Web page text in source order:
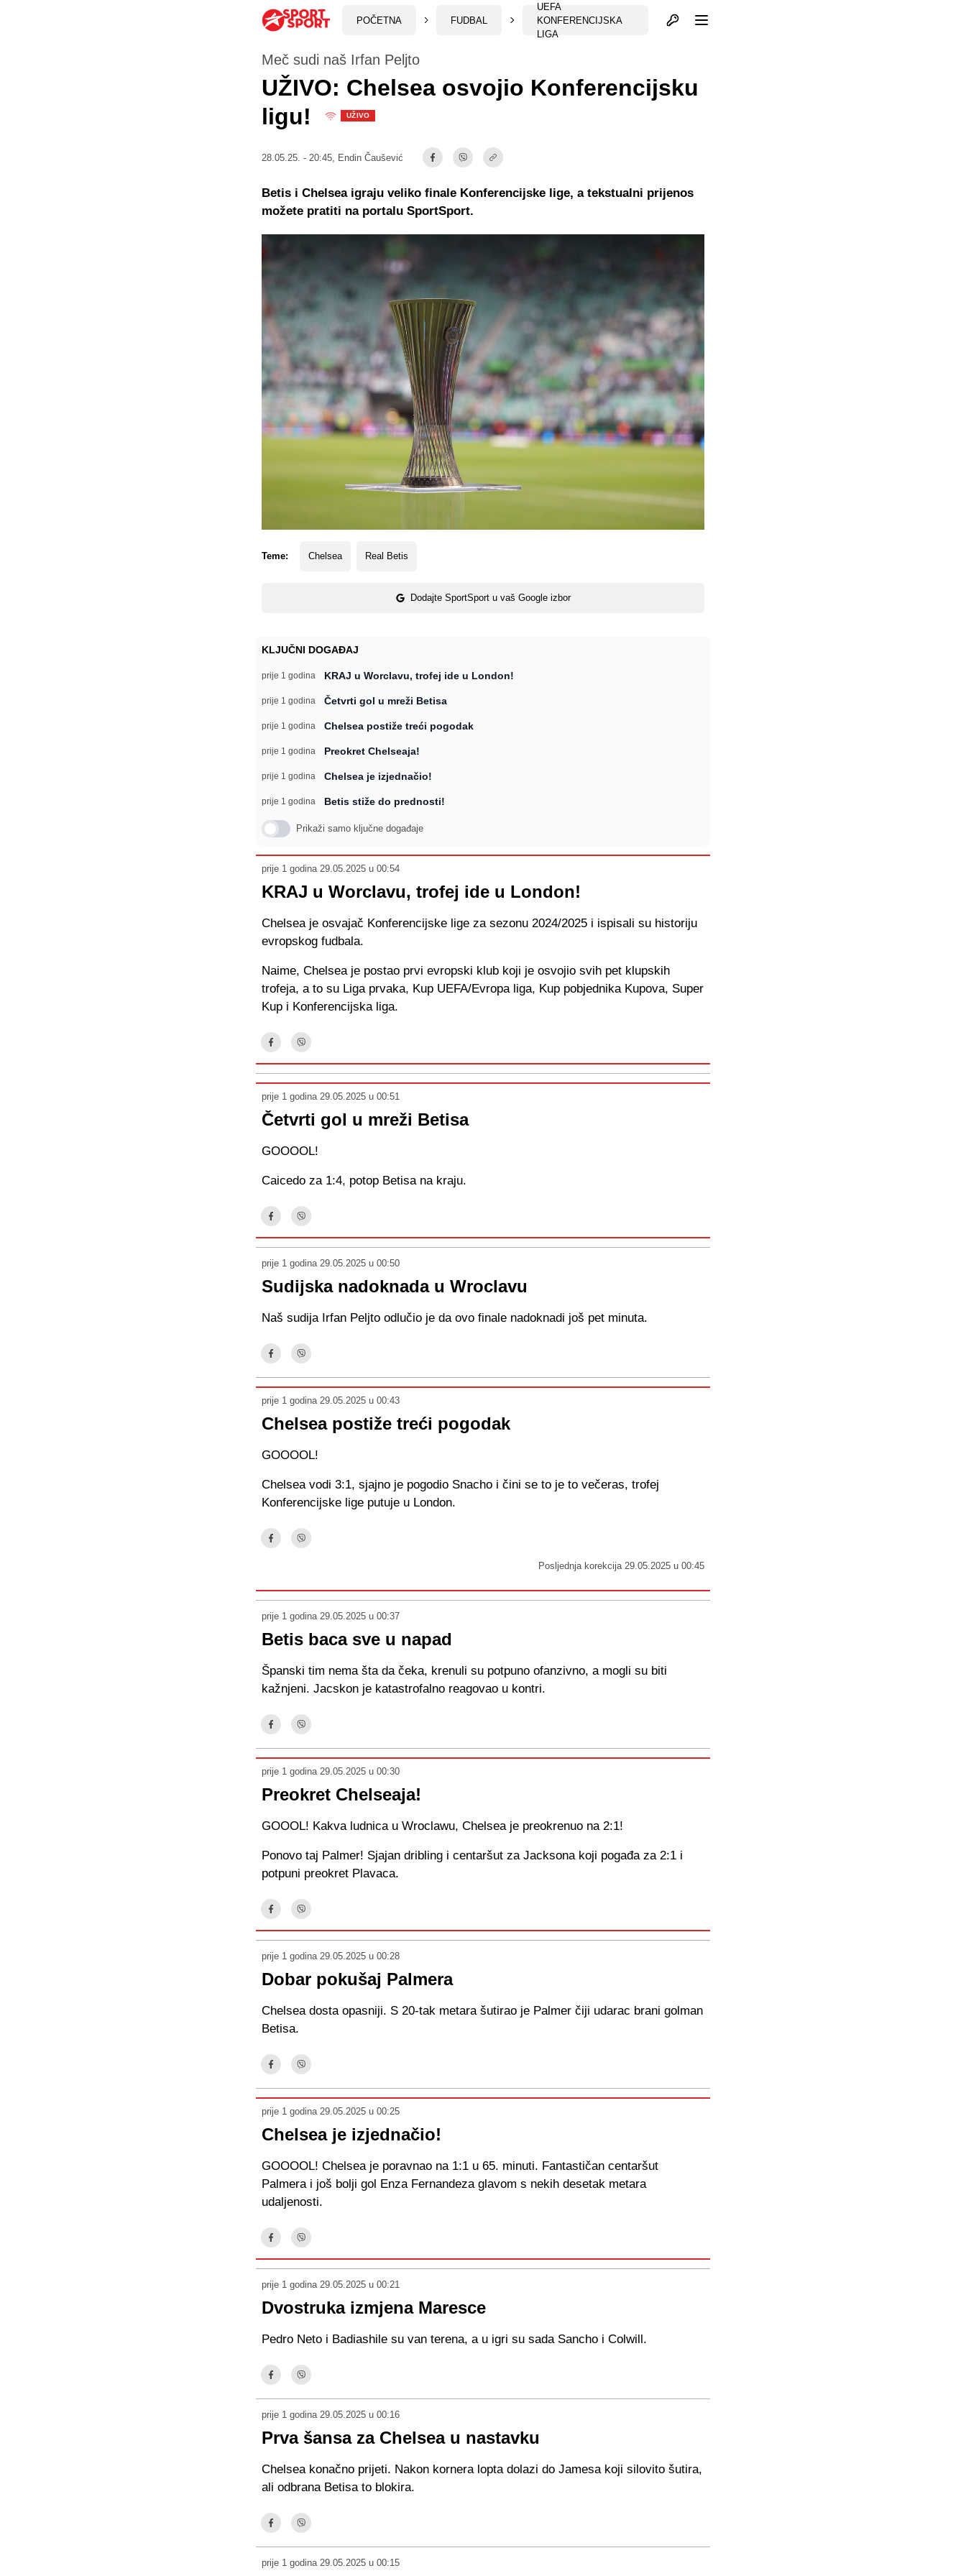
POČETNA FUDBAL
UEFA
KONFERENCIJSKA
LIGA
Otvori profil
Meč sudi naš Irfan Peljto
UŽIVO: Chelsea osvojio Konferencijsku
ligu!
UŽIVO
28.05.25. - 20:45, Endin Čaušević
Teme: Chelsea Real Betis
Dodajte SportSport u vaš Google izbor
Betis i Chelsea igraju veliko finale Konferencijske lige, a tekstualni prijenos
možete pratiti na portalu SportSport.
KLJUČNI DOGAĐAJ
prije 1 godina KRAJ u Worclavu, trofej ide u London!
prije 1 godina Četvrti gol u mreži Betisa
prije 1 godina Chelsea postiže treći pogodak
prije 1 godina Preokret Chelseaja!
prije 1 godina Chelsea je izjednačio!
prije 1 godina Betis stiže do prednosti!
Prikaži samo ključne događaje
prije 1 godina 29.05.2025 u 00:54
KRAJ u Worclavu, trofej ide u London!
Chelsea je osvajač Konferencijske lige za sezonu 2024/2025 i ispisali su historiju
evropskog fudbala.
Naime, Chelsea je postao prvi evropski klub koji je osvojio svih pet klupskih
trofeja, a to su Liga prvaka, Kup UEFA/Evropa liga, Kup pobjednika Kupova, Super
Kup i Konferencijska liga.
prije 1 godina 29.05.2025 u 00:51
Četvrti gol u mreži Betisa
GOOOOL!
Caicedo za 1:4, potop Betisa na kraju.
prije 1 godina 29.05.2025 u 00:50
Sudijska nadoknada u Wroclavu
Naš sudija Irfan Peljto odlučio je da ovo finale nadoknadi još pet minuta.
prije 1 godina 29.05.2025 u 00:43
Chelsea postiže treći pogodak
GOOOOL!
Chelsea vodi 3:1, sjajno je pogodio Snacho i čini se to je to večeras, trofej
Konferencijske lige putuje u London.
Posljednja korekcija 29.05.2025 u 00:45
prije 1 godina 29.05.2025 u 00:37
Betis baca sve u napad
Španski tim nema šta da čeka, krenuli su potpuno ofanzivno, a mogli su biti
kažnjeni. Jacskon je katastrofalno reagovao u kontri.
prije 1 godina 29.05.2025 u 00:30
Preokret Chelseaja!
GOOOL! Kakva ludnica u Wroclawu, Chelsea je preokrenuo na 2:1!
Ponovo taj Palmer! Sjajan dribling i centaršut za Jacksona koji pogađa za 2:1 i
potpuni preokret Plavaca.
prije 1 godina 29.05.2025 u 00:28
Dobar pokušaj Palmera
Chelsea dosta opasniji. S 20-tak metara šutirao je Palmer čiji udarac brani golman
Betisa.
prije 1 godina 29.05.2025 u 00:25
Chelsea je izjednačio!
GOOOOL! Chelsea je poravnao na 1:1 u 65. minuti. Fantastičan centaršut
Palmera i još bolji gol Enza Fernandeza glavom s nekih desetak metara
udaljenosti.
prije 1 godina 29.05.2025 u 00:21
Dvostruka izmjena Maresce
Pedro Neto i Badiashile su van terena, a u igri su sada Sancho i Colwill.
prije 1 godina 29.05.2025 u 00:16
Prva šansa za Chelsea u nastavku
Chelsea konačno prijeti. Nakon kornera lopta dolazi do Jamesa koji silovito šutira,
ali odbrana Betisa to blokira.
prije 1 godina 29.05.2025 u 00:15